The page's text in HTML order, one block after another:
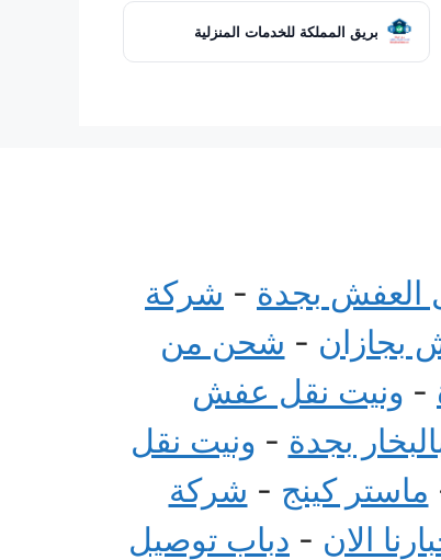
بريق المملكة للخدمات المنزلية
العفش بجدة - شركة
بجازان - شحن من
- ونيت نقل عفش
بجدة - ونيت نقل
ماستر كينج - شركة
الان - دباب توصيل